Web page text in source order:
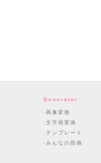
Generator
画像変換
文字画変換
テンプレート
みんなの投稿